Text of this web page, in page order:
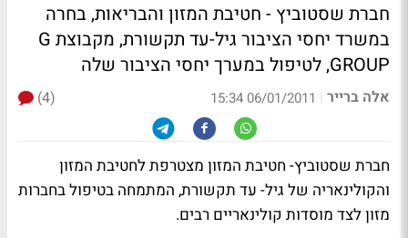
חברת שסטוביץ - חטיבת המזון והבריאות, בחרה
במשרד יחסי הציבור גיל-עד תקשורת, מקבוצת G
GROUP, לטיפול במערך יחסי הציבור שלה
אלה ברייר |
06/01/2011 15:34
(4)
חברת שסטוביץ- חטיבת המזון מצטרפת לחטיבת המזון
והקולינאריה של גיל- עד תקשורת, המתמחה בטיפול בחברות
מזון לצד מוסדות קולינאריים רבים.